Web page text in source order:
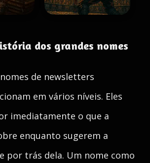
dos grandes nomes
de newsletters
em vários níveis. Eles
imediatamente o que a
enquanto sugerem a
por trás dela. Um nome como